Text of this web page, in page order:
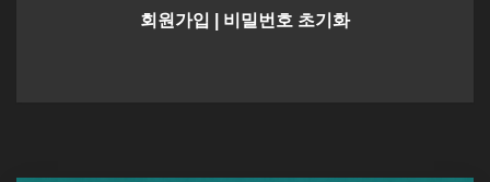
회원가입 비밀번호 초기화